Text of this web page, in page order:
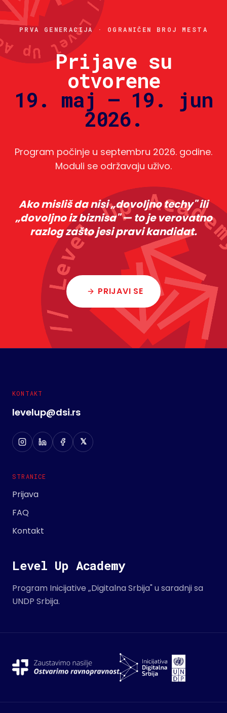
PRVA GENERACIJA · OGRANIČEN BROJ MESTA
Prijave su
otvorene
19. maj — 19. jun
2026.
Program počinje u septembru 2026. godine.
Moduli se održavaju uživo.
Ako misliš da nisi „dovoljno techy" ili
„dovoljno iz biznisa" — to je verovatno
razlog zašto jesi pravi kandidat.
PRIJAVI SE
KONTAKT
levelup@dsi.rs
𝕏
STRANICE
Prijava
FAQ
Kontakt
Level Up Academy
Program Inicijative „Digitalna Srbija" u saradnji sa
UNDP Srbija.